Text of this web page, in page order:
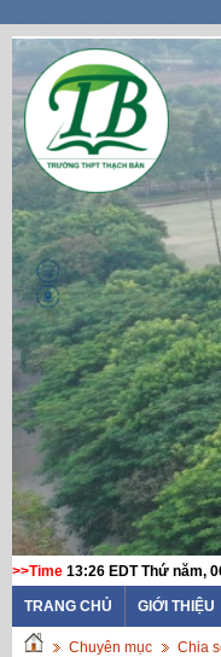
>>Time 13:26 EDT Thứ năm,
TRANG CHỦ
GIỚI THIỆU
Chuyên mục Chia